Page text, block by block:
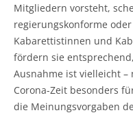
Mitgliedern vorsteht,
regierungskonforme
Kabarettistinnen und
fördern sie
Ausnahme ist vielleicht
Corona-Zeit besonders
die Meinungsvorgaben